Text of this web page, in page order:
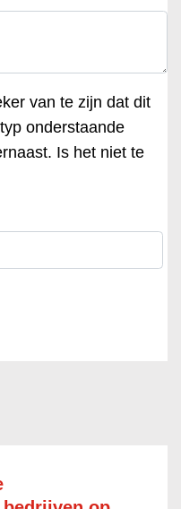
van te zijn dat dit
onderstaande
Is het niet te